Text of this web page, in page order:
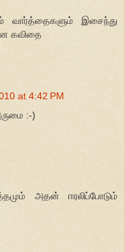
வார்த்தைகளும் இசைந்து
கவிதை
at 4:42 PM
:-)
அதன் ஈரலிப்போடும்